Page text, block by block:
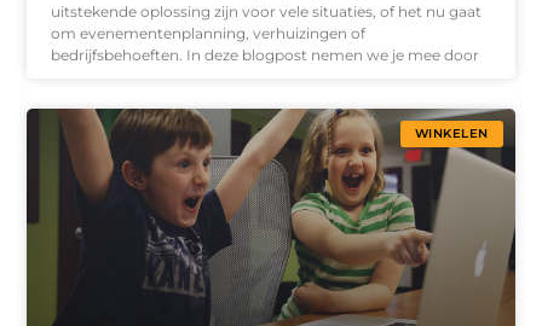
uitstekende oplossing zijn voor vele situaties, of het nu gaat
om evenementenplanning, verhuizingen of
bedrijfsbehoeften. In deze blogpost nemen we je mee door
WINKELEN